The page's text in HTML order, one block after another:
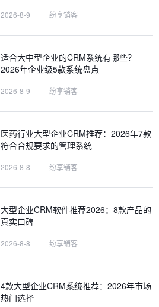
2026-8-9 | 纷享销客
适合大中型企业的CRM系统有哪些？
2026年企业级5款系统盘点
2026-8-9 | 纷享销客
医药行业大型企业CRM推荐：2026年7款
符合合规要求的管理系统
2026-8-8 | 纷享销客
大型企业CRM软件推荐2026：8款产品的
真实口碑
2026-8-8 | 纷享销客
4款大型企业CRM系统推荐：2026年市场
热门选择